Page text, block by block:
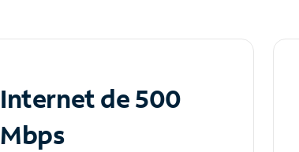
Internet de 500
Mbps